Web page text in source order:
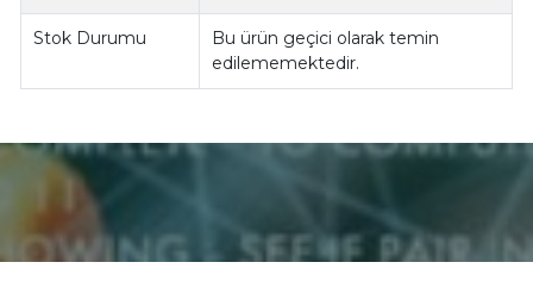
Stok Durumu
Bu ürün geçici olarak temin
edilememektedir.